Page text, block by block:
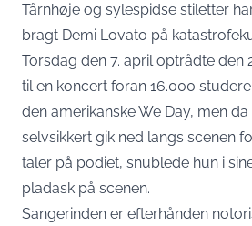
Tårnhøje og sylespidse stiletter
bragt Demi Lovato på
Torsdag den 7. april optrådte den
til en koncert foran 16.000
den amerikanske We Day, men
selvsikkert gik ned langs scenen
taler på podiet, snublede hun i
pladask på scenen.
Sangerinden er efterhånden